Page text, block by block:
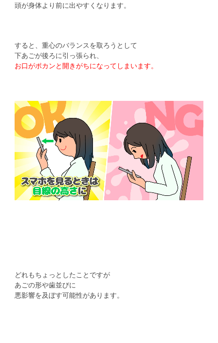
頭が身体より前に出やすくなります。
すると、重心のバランスを取ろうとして
下あごが後ろに引っ張られ、
お口がポカンと開きがちになってしまいます。
どれもちょっとしたことですが
あごの形や歯並びに
悪影響を及ぼす可能性があります。